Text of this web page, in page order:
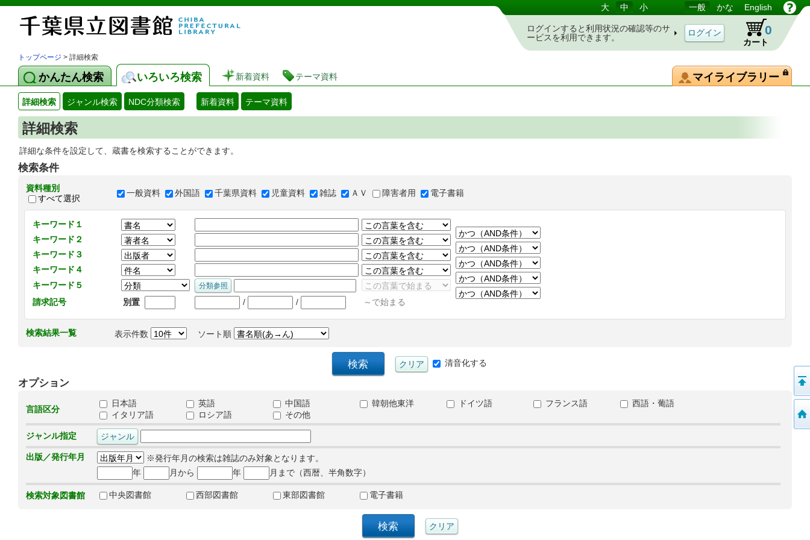
図書館 蔵書検索・予約システム 大 中 小 一般 かな English
ログインすると利用状況の確認等のサ
ービスを利用できます。
カート
0
トップページ > 詳細検索
かんたん検索 いろいろ検索 新着資料 テーマ資料 マイライブラリー
詳細検索 ジャンル検索 NDC分類検索 新着資料 テーマ資料
詳細検索
詳細な条件を設定して、蔵書を検索することができます。
検索条件
資料種別
すべて選択
一般資料 外国語 千葉県資料 児童資料 雑誌 ＡＶ 障害者用 電子書籍
キーワード１
キーワード２
キーワード３
キーワード４
キーワード５
請求記号
別置 / / ～で始まる
検索結果一覧 表示件数 ソート順
清音化する
オプション
言語区分
日本語 英語 中国語 韓朝他東洋 ドイツ語 フランス語
西語・葡語
イタリア語
ロシア語 その他
ジャンル指定
出版／発行年月
※発行年月の検索は雑誌のみ対象となります。
年
月から 年 月まで（西暦、半角数字）
検索対象図書館 中央図書館 西部図書館 東部図書館 電子書籍